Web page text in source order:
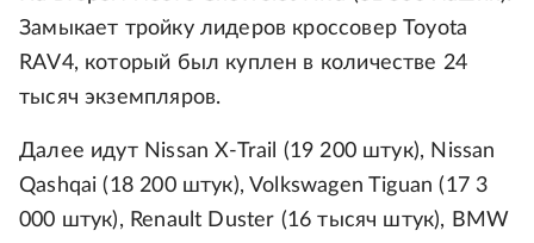
Замыкает тройку лидеров кроссовер Toyota
RAV4, который был куплен в количестве 24
тысяч экземпляров.
Далее идут Nissan X-Trail (19 200 штук), Nissan
Qashqai (18 200 штук), Volkswagen Tiguan (17 3
000 штук), Renault Duster (16 тысяч штук), BMW